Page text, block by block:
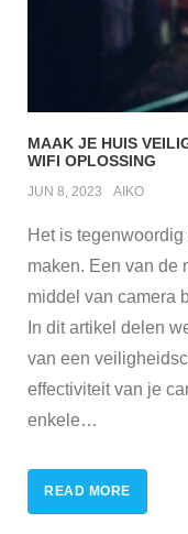
MAAK JE HUIS
WIFI OPLOSSING
JUN 8, 2023 AIKO
Het is
maken. Een van de
middel van camera
In dit artikel delen
van een
effectiviteit van je
enkele…
READ MORE